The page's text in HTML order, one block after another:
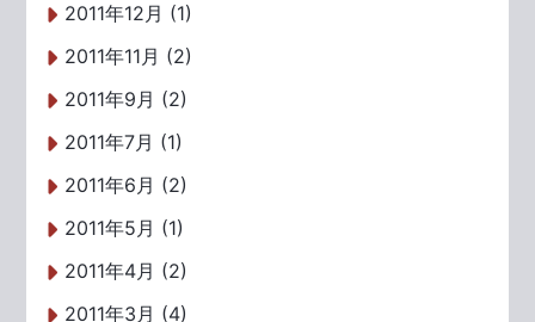
2011年12月 (1)
2011年11月 (2)
2011年9月 (2)
2011年7月 (1)
2011年6月 (2)
2011年5月 (1)
2011年4月 (2)
2011年3月 (4)